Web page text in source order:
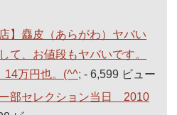
】麤皮（あらがわ）ヤバい
て、お値段もヤバいです。
14万円也。(^^; - 6,599 ビュー
部セレクション当日 2010